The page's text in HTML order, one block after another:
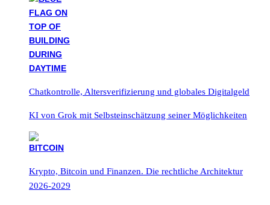
Chatkontrolle, Altersverifizierung und globales Digitalgeld
KI von Grok mit Selbsteinschätzung seiner Möglichkeiten
Krypto, Bitcoin und Finanzen. Die rechtliche Architektur
2026-2029